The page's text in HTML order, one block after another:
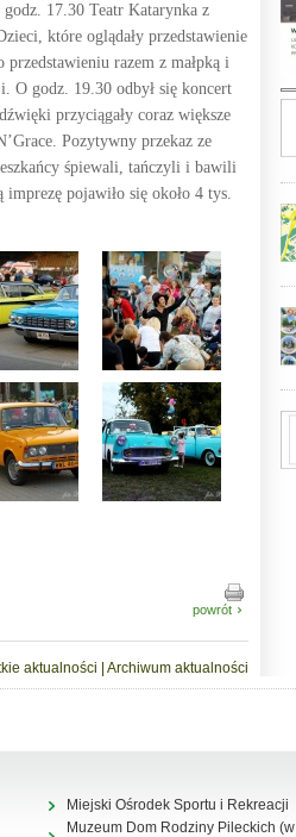
17.30 Teatr Katarynka z
które oglądały przedstawienie
przedstawieniu razem z małpką i
O godz. 19.30 odbył się koncert
przyciągały coraz większe
Pozytywny przekaz ze
śpiewali, tańczyli i bawili
imprezę pojawiło się około 4 tys.
powrót
aktualności | Archiwum aktualności
Miejski Ośrodek Sportu i Rekreacji
Muzeum Dom Rodziny Pileckich (w